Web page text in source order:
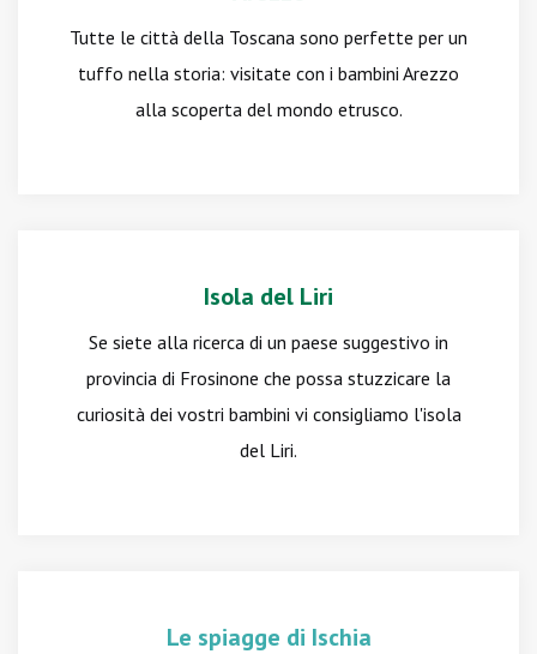
Tutte le città della Toscana sono perfette per un
tuffo nella storia: visitate con i bambini Arezzo
alla scoperta del mondo etrusco.
Isola del Liri
Se siete alla ricerca di un paese suggestivo in
provincia di Frosinone che possa stuzzicare la
curiosità dei vostri bambini vi consigliamo l'isola
del Liri.
Le spiagge di Ischia